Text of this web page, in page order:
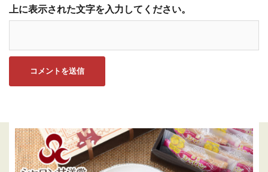
上に表示された文字を入力してください。